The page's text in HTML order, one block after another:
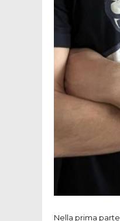
Alessandro Di
Riccardo
Juniores 2005.
Ottime
mentre nei 200
Nel pomeriggio:
100 dorso con
Complimenti